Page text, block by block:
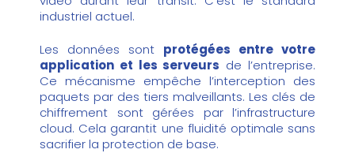
industriel actuel.
Les données sont protégées entre votre
application et les serveurs de l’entreprise.
Ce mécanisme empêche l’interception des
paquets par des tiers malveillants. Les clés de
chiffrement sont gérées par l’infrastructure
cloud. Cela garantit une fluidité optimale sans
sacrifier la protection de base.